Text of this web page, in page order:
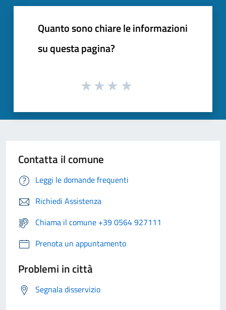
Quanto sono chiare le informazioni
su questa pagina?
Contatta il comune
Leggi le domande frequenti
Richiedi Assistenza
Chiama il comune +39 0564 927111
Prenota un appuntamento
Problemi in città
Segnala disservizio